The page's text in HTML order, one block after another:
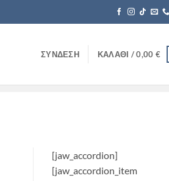
ΣΎΝΔΕΣΗ ΚΑΛΆΘΙ /0,00 €
[jaw_accordion]
[jaw_accordion_item